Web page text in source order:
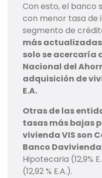
Con esto, el banco
con menor tasa de
segmento de
más
solo se acercaría
Nacional del
adquisición de
E.A.
Otras de las
tasas más bajas
vivienda VIS son
Banco Davivienda
Hipotecaria (12,9%
(12,92 % E.A.).